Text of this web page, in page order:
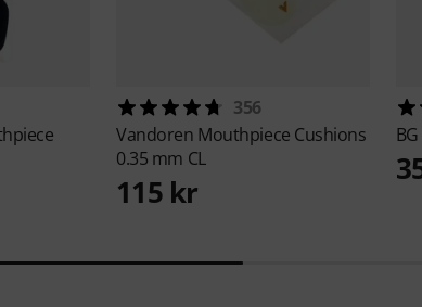
356
Vandoren Mouthpiece Cushions
0.35 mm CL
115 kr